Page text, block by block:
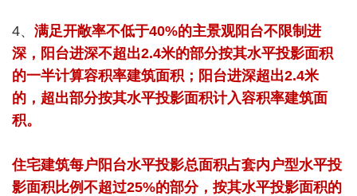
4、 满足开敞率不低于40%的主景观阳台不限制进
深，阳台进深不超出2.4米的部分按其水平投影面积
的一半计算容积率建筑面积；阳台进深超出2.4米
的，超出部分按其水平投影面积计入容积率建筑面
积。
住宅建筑每户阳台水平投影总面积占套内户型水平投
影面积比例不超过25%的部分，按其水平投影面积的